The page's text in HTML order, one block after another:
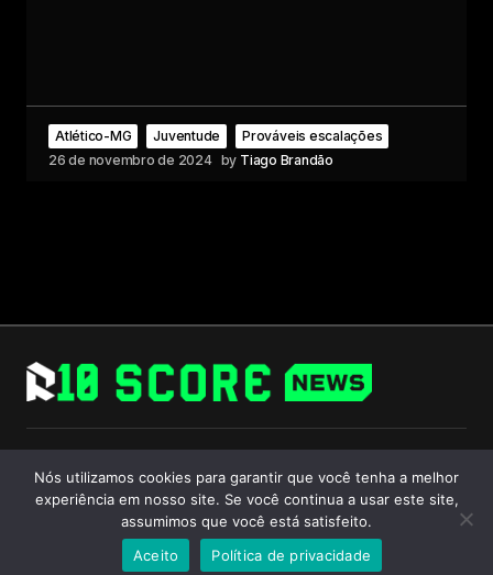
Atlético-MG Juventude
Prováveis escalações
26 de novembro de 2024 by Tiago Brandão
Follow Us
© 2024 R10 Score. All Rights Reserved.
Nós utilizamos cookies para garantir que você tenha a melhor
experiência em nosso site. Se você continua a usar este site,
assumimos que você está satisfeito.
Aceito
Política de privacidade